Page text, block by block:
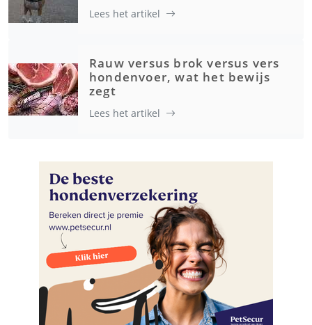
Lees het artikel
Rauw versus brok versus vers
hondenvoer, wat het bewijs
zegt
Lees het artikel